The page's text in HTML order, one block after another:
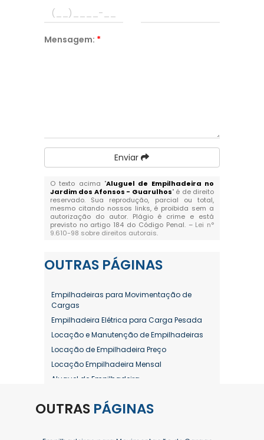
Mensagem: *
Enviar
O texto acima "Aluguel de Empilhadeira no
Jardim dos Afonsos - Guarulhos" é de direito
reservado. Sua reprodução, parcial ou total,
mesmo citando nossos links, é proibida sem a
autorização do autor. Plágio é crime e está
previsto no artigo 184 do Código Penal. – Lei n°
9.610-98 sobre direitos autorais.
OUTRAS PÁGINAS
Empilhadeiras para Movimentação de
Cargas
Empilhadeira Elétrica para Carga Pesada
Locação e Manutenção de Empilhadeiras
Locação de Empilhadeira Preço
Locação Empilhadeira Mensal
Aluguel de Empilhadeira
Aluguel de Empilhadeira Diária Valor
Aluguel de Empilhadeira Elétrica Preço
OUTRAS PÁGINAS